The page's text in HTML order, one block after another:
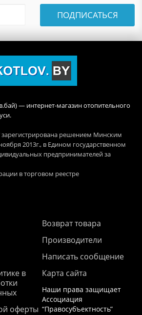
ПОДПИСАТЬСЯ
— интернет-магазин отопительного
решением Минским
2013г., в Едином государственном
предпринимателей за
в торговом реестре
в
оферты
Возврат товара
Производители
Написать сообщение
Карта сайта
Наши права защищает
Ассоциация
“Правосубъектность”